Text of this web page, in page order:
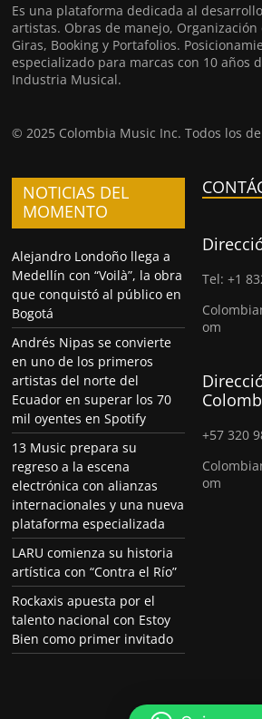
Es una plataforma dedicada al
artistas. Obras de manejo, Organización
Giras, Booking y Portafolios.
especializado para marcas con 10 años
Industria Musical.
© 2025 Colombia Music Inc. Todos los
NOTICIAS DEL
MOMENTO
Alejandro Londoño llega a
Medellín con “Voilà”, la obra
que conquistó al público en
Bogotá
Andrés Nipas se convierte
en uno de los primeros
artistas del norte del
Ecuador en superar los 70
mil oyentes en Spotify
13 Music prepara su
regreso a la escena
electrónica con alianzas
internacionales y una nueva
plataforma especializada
LARU comienza su historia
artística con “Contra el Río”
Rockaxis apuesta por el
talento nacional con Estoy
Bien como primer invitado
Tel: +1
om
+57 320
om